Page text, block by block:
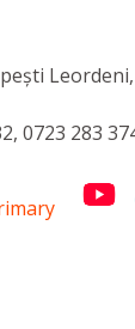
0723 283